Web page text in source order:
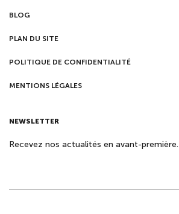
BLOG
PLAN DU SITE
POLITIQUE DE CONFIDENTIALITÉ
MENTIONS LÉGALES
NEWSLETTER
Recevez nos actualités en avant-première.